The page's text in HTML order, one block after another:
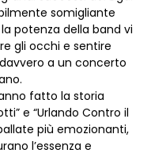
somigliante
potenza della band vi
gli occhi e sentire
a un concerto
fatto la storia
e “Urlando Contro il
più emozionanti,
l’essenza e